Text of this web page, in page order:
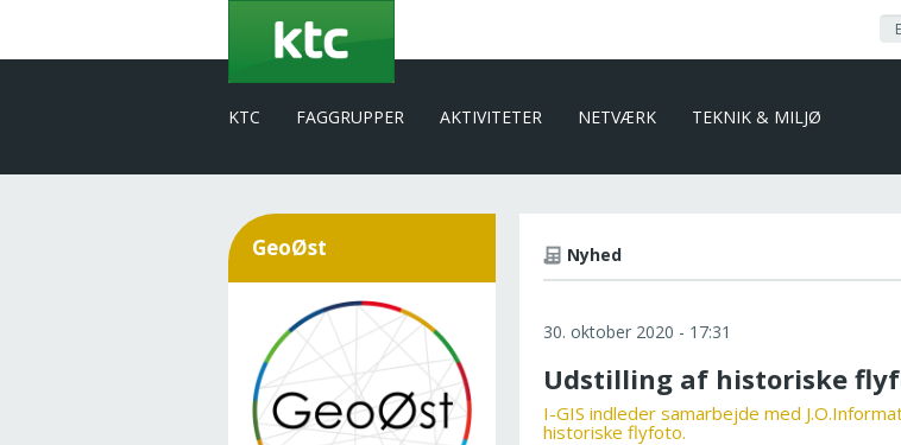
KTC FAGGRUPPER AKTIVITETER NETVÆRK TEKNIK & MILJØ
GeoØst Nyhed
30. oktober 2020 - 17:31
Udstilling af historiske
I-GIS indleder samarbejde med
historiske flyfoto.